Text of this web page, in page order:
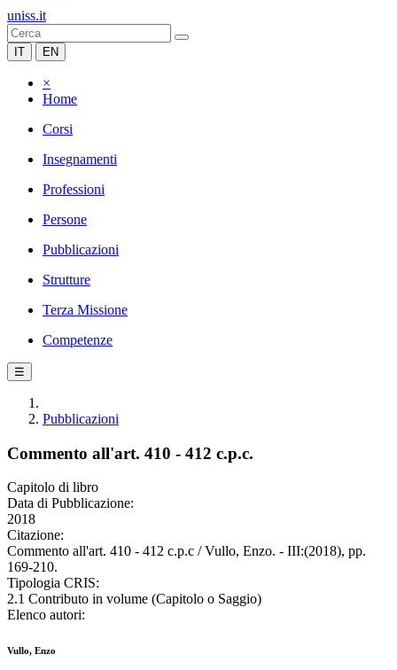
uniss.it
IT EN
×
Home
Corsi
Insegnamenti
Professioni
Persone
Pubblicazioni
Strutture
Terza Missione
Competenze
☰
Pubblicazioni
Commento all'art. 410 - 412 c.p.c.
Capitolo di libro
Data di Pubblicazione:
2018
Citazione:
Commento all'art. 410 - 412 c.p.c / Vullo, Enzo. - III:(2018), pp.
169-210.
Tipologia CRIS:
2.1 Contributo in volume (Capitolo o Saggio)
Elenco autori:
Vullo, Enzo